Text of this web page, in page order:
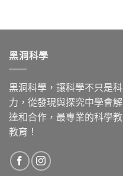
黑洞科學
黑洞科學，讓科學不只是
力，從發現與探究中學會
達和合作，最專業的科學
教育！